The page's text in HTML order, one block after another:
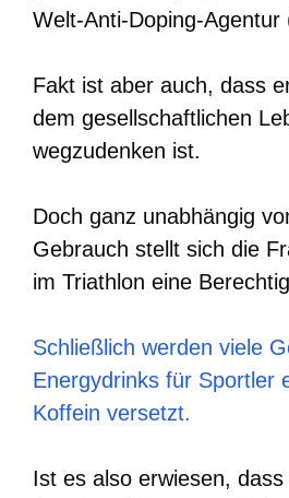
Welt-Anti-Doping-Agentur
Fakt ist aber auch, dass
dem gesellschaftlichen
wegzudenken ist.
Doch ganz unabhängig
Gebrauch stellt sich die
im Triathlon eine
Schließlich werden viele
Energydrinks für Sportler
Koffein versetzt.
Ist es also erwiesen,